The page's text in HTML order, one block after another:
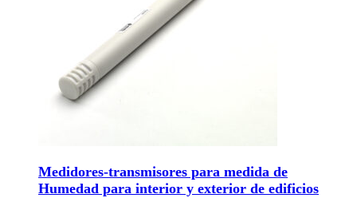
Medidores-transmisores para medida de
Humedad para interior y exterior de edificios